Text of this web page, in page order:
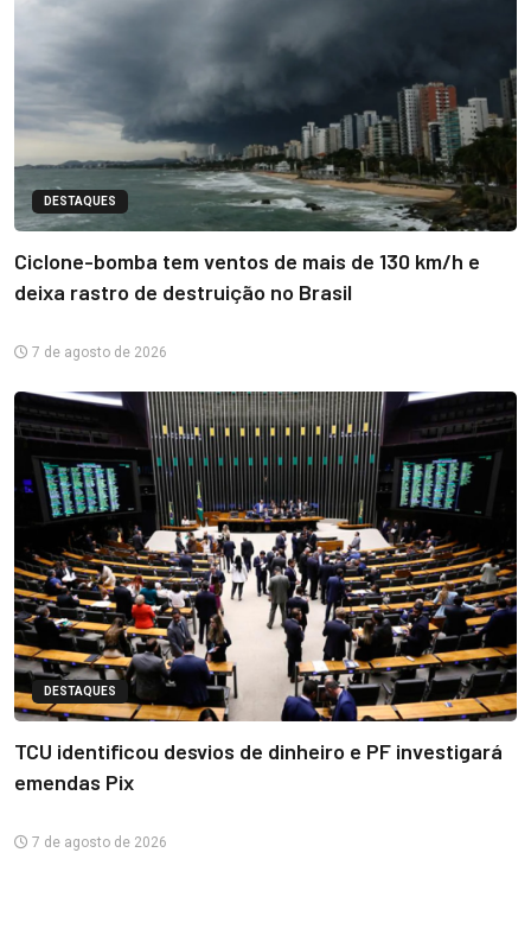
DESTAQUES
Ciclone-bomba tem ventos de mais de 130 km/h e
deixa rastro de destruição no Brasil
7 de agosto de 2026
DESTAQUES
TCU identificou desvios de dinheiro e PF investigará
emendas Pix
7 de agosto de 2026